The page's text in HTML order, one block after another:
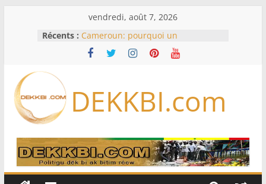
vendredi, août 7, 2026
Récents : Cameroun: pourquoi un
remaniement au sommet de
l’armée alors que Paul Biya est hors
logiciels écrits par l’IA, dominé par
Anthropic et OpenAI
Disney s’associe à TikTok pour tirer
davantage profit de ses univers
légendaires
France – Algérie: l’affaire Mehdi
DEKKBI.com